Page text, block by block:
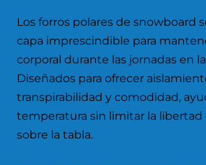
Los forros polares de snowboard
capa imprescindible para
corporal durante las jornadas en
Diseñados para ofrecer
transpirabilidad y comodidad,
temperatura sin limitar la
sobre la tabla.